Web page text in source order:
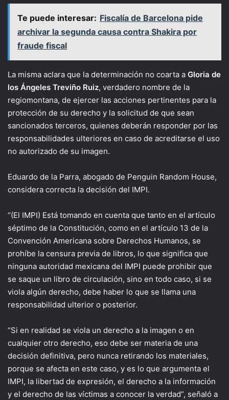
Te puede interesar: Fiscalía de Barcelona pide
archivar la segunda causa contra Shakira por
fraude fiscal
La misma aclara que la determinación no coarta a Gloria de
los Ángeles Treviño Ruiz, verdadero nombre de la
regiomontana, de ejercer las acciones pertinentes para la
protección de su derecho y la solicitud de que sean
sancionados terceros, quienes deberán responder por las
responsabilidades ulteriores en caso de acreditarse el uso
no autorizado de su imagen.
Eduardo de la Parra, abogado de Penguin Random House,
considera correcta la decisión del IMPI.
“(El IMPI) Está tomando en cuenta que tanto en el artículo
séptimo de la Constitución, como en el artículo 13 de la
Convención Americana sobre Derechos Humanos, se
prohíbe la censura previa de libros, lo que significa que
ninguna autoridad mexicana del IMPI puede prohibir que
se saque un libro de circulación, sino en todo caso, si se
viola algún derecho, debe haber lo que se llama una
responsabilidad ulterior o posterior.
“Si en realidad se viola un derecho a la imagen o en
cualquier otro derecho, eso debe ser materia de una
decisión definitiva, pero nunca retirando los materiales,
porque se afecta en este caso, y es lo que argumenta el
IMPI, la libertad de expresión, el derecho a la información
y el derecho de las víctimas a conocer la verdad”, señaló a